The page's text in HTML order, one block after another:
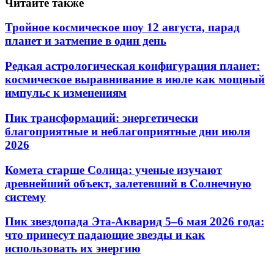
Тройное космическое шоу 12 августа, парад
планет и затмение в один день
Редкая астрологическая конфигурация планет:
космическое выравнивание в июле как мощный
импульс к изменениям
Пик трансформаций: энергетически
благоприятные и неблагоприятные дни июля
2026
Комета старше Солнца: ученые изучают
древнейший объект, залетевший в Солнечную
систему
Пик звездопада Эта-Акварид 5–6 мая 2026 года:
что принесут падающие звезды и как
использовать их энергию